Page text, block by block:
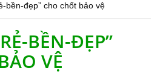
bền-đẹp” cho chốt bảo vệ
BỀN-ĐẸP”
VỆ